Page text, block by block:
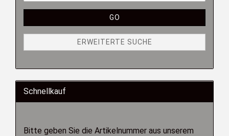
GO
ERWEITERTE SUCHE
Schnellkauf
Bitte geben Sie die Artikelnummer aus unserem